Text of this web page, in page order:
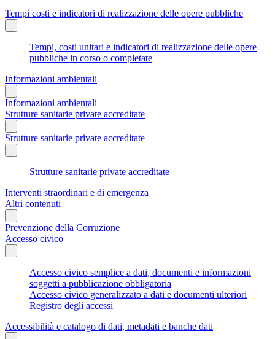
Tempi costi e indicatori di realizzazione delle opere pubbliche
Tempi, costi unitari e indicatori di realizzazione delle opere
pubbliche in corso o completate
Informazioni ambientali
Informazioni ambientali
Strutture sanitarie private accreditate
Strutture sanitarie private accreditate
Strutture sanitarie private accreditate
Interventi straordinari e di emergenza
Altri contenuti
Prevenzione della Corruzione
Accesso civico
Accesso civico semplice a dati, documenti e informazioni
soggetti a pubblicazione obbligatoria
Accesso civico generalizzato a dati e documenti ulteriori
Registro degli accessi
Accessibilità e catalogo di dati, metadati e banche dati